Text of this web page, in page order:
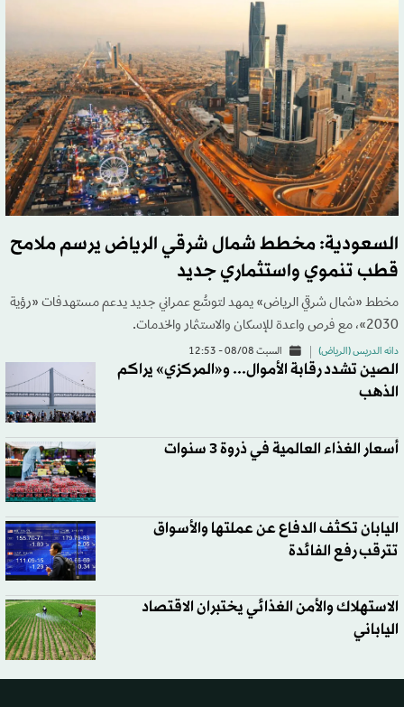
السعودية: مخطط شمال شرقي الرياض يرسم ملامح
قطب تنموي واستثماري جديد
مخطط «شمال شرقي الرياض» يمهد لتوسُّع عمراني جديد يدعم مستهدفات «رؤية
2030»، مع فرص واعدة للإسكان والاستثمار والخدمات.
دانه الدريس (الرياض) السبت 08/08 - 12:53
الصين تشدد رقابة الأموال... و«المركزي» يراكم
الذهب
أسعار الغذاء العالمية في ذروة 3 سنوات
اليابان تكثف الدفاع عن عملتها والأسواق
تترقب رفع الفائدة
الاستهلاك والأمن الغذائي يختبران الاقتصاد
الياباني